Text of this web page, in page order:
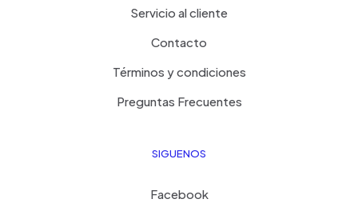
Servicio al cliente
Contacto
Términos y condiciones
Preguntas Frecuentes
SIGUENOS
Facebook